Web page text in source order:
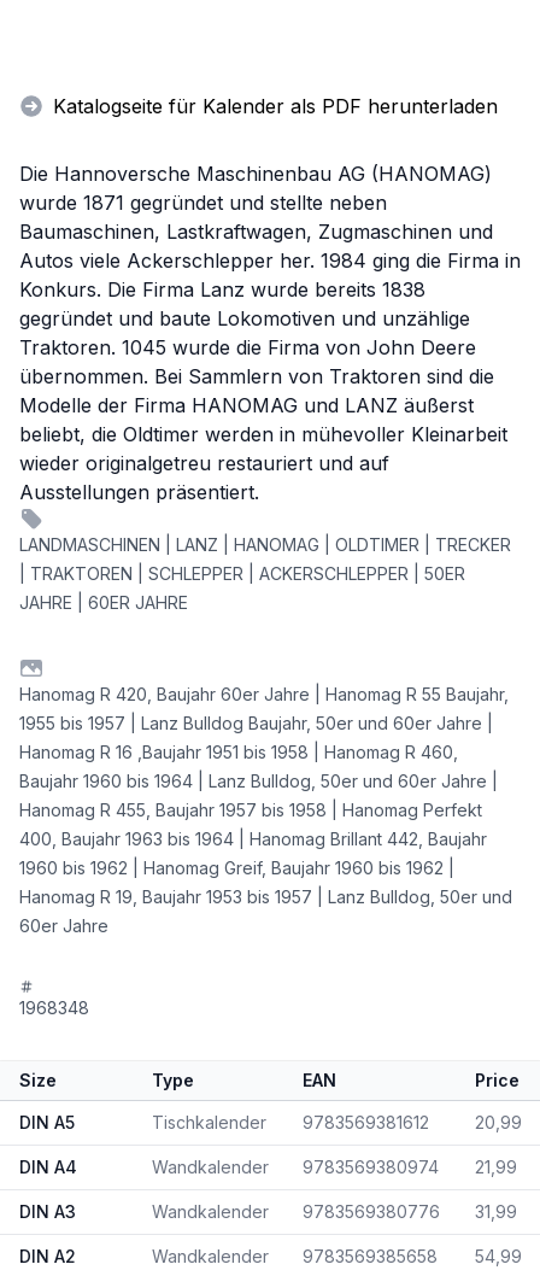
Katalogseite für Kalender als PDF herunterladen
Die Hannoversche Maschinenbau AG (HANOMAG)
wurde 1871 gegründet und stellte neben
Baumaschinen, Lastkraftwagen, Zugmaschinen und
Autos viele Ackerschlepper her. 1984 ging die Firma in
Konkurs. Die Firma Lanz wurde bereits 1838
gegründet und baute Lokomotiven und unzählige
Traktoren. 1045 wurde die Firma von John Deere
übernommen. Bei Sammlern von Traktoren sind die
Modelle der Firma HANOMAG und LANZ äußerst
beliebt, die Oldtimer werden in mühevoller Kleinarbeit
wieder originalgetreu restauriert und auf
Ausstellungen präsentiert.
LANDMASCHINEN | LANZ | HANOMAG | OLDTIMER | TRECKER
| TRAKTOREN | SCHLEPPER | ACKERSCHLEPPER | 50ER
JAHRE | 60ER JAHRE
Hanomag R 420, Baujahr 60er Jahre | Hanomag R 55 Baujahr,
1955 bis 1957 | Lanz Bulldog Baujahr, 50er und 60er Jahre |
Hanomag R 16 ,Baujahr 1951 bis 1958 | Hanomag R 460,
Baujahr 1960 bis 1964 | Lanz Bulldog, 50er und 60er Jahre |
Hanomag R 455, Baujahr 1957 bis 1958 | Hanomag Perfekt
400, Baujahr 1963 bis 1964 | Hanomag Brillant 442, Baujahr
1960 bis 1962 | Hanomag Greif, Baujahr 1960 bis 1962 |
Hanomag R 19, Baujahr 1953 bis 1957 | Lanz Bulldog, 50er und
60er Jahre
1968348
Size Type EAN Price
DIN A5 Tischkalender 9783569381612 20,99
DIN A4 Wandkalender 9783569380974 21,99
DIN A3 Wandkalender 9783569380776 31,99
DIN A2 Wandkalender 9783569385658 54,99